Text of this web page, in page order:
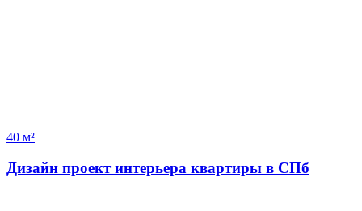
40 м²
Дизайн проект интерьера квартиры в СПб